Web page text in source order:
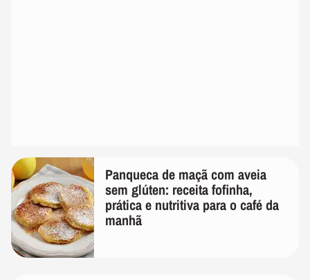
Panqueca de maçã com aveia
sem glúten: receita fofinha,
prática e nutritiva para o café da
manhã